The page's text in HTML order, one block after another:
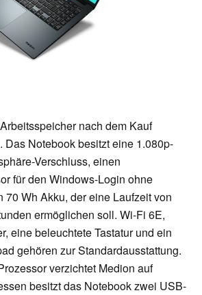
nach dem Kauf
Das Notebook besitzt eine 1.080p-
Verschluss, einen
für den Windows-Login ohne
70 Wh Akku, der eine Laufzeit von
ermöglichen soll. Wi-Fi 6E,
eine beleuchtete Tastatur und ein
gehören zur Standardausstattung.
verzichtet Medion auf
besitzt das Notebook zwei USB-